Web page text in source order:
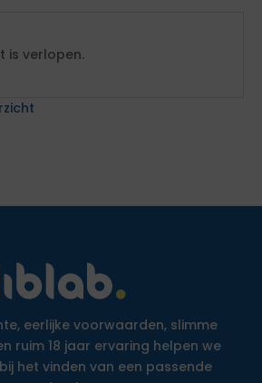
is verlopen.
eerlijke voorwaarden, slimme
ruim 18 jaar ervaring helpen we
het vinden van een passende